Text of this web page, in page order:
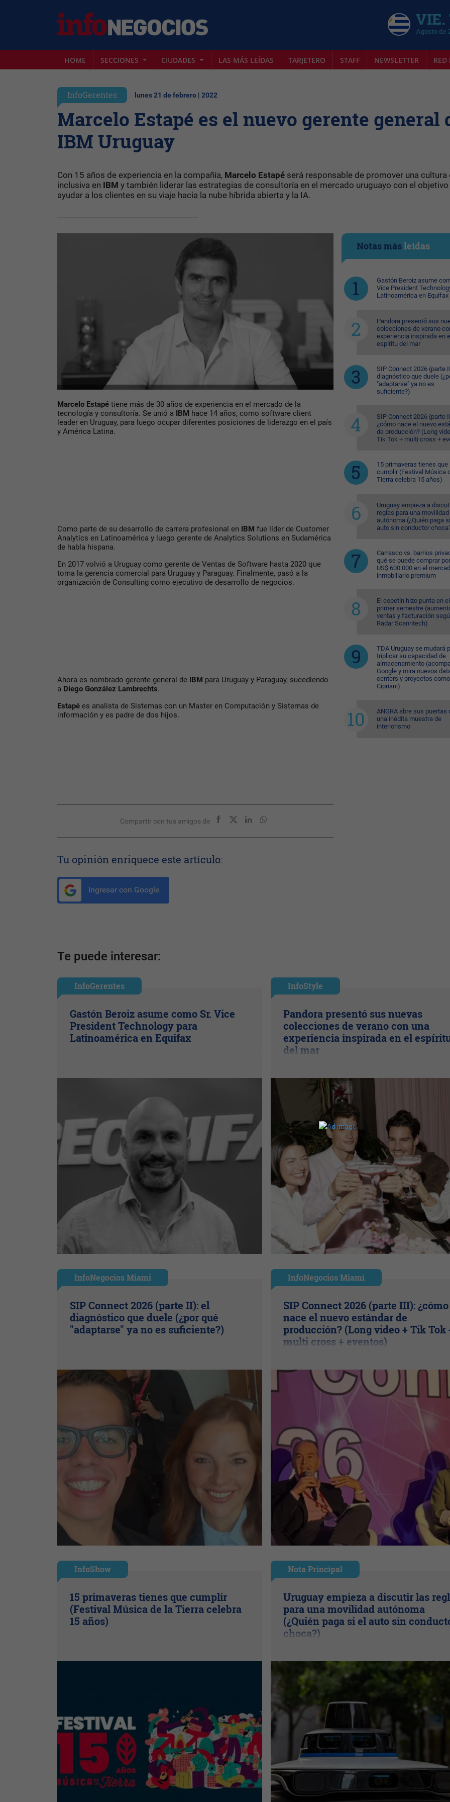
VIE.
Agosto de
HOME SECCIONES CIUDADES LAS MÁS LEÍDAS TARJETERO STAFF NEWSLETTER
InfoGerentes lunes 21 de febrero | 2022
Marcelo Estapé es el nuevo gerente general
IBM Uruguay
Con 15 años de experiencia en la compañía, Marcelo Estapé será responsable de promover una cultura
inclusiva en IBM y también liderar las estrategias de consultoría en el mercado uruguayo con el objetivo
ayudar a los clientes en su viaje hacia la nube híbrida abierta y la IA.
Marcelo Estapé tiene más de 30 años de experiencia en el mercado de la
tecnología y consultoría. Se unió a
IBM hace 14 años, como software client
leader en Uruguay, para luego ocupar diferentes posiciones de liderazgo en el país
y América Latina.
Como parte de su desarrollo de carrera profesional en IBM fue líder de Customer
Analytics en Latinoamérica y luego gerente de Analytics Solutions en Sudamérica
de habla hispana.
En 2017 volvió a Uruguay como gerente de Ventas de Software hasta 2020 que
toma la gerencia comercial para Uruguay y Paraguay. Finalmente, pasó a la
organización de Consulting como ejecutivo de desarrollo de negocios.
Ahora es nombrado gerente general de IBM para Uruguay y Paraguay, sucediendo
a Diego González Lambrechts.
Estapé es analista de Sistemas con un Master en Computación y Sistemas de
información y es padre de dos hijos.
Compartir con tus amigos de
Tu opinión enriquece este artículo:
Ingresar con Google
Notas másleídas
Gastón Beroiz asume
Vice President
Latinoamérica en Equifax
Pandora presentó sus
colecciones de verano
experiencia inspirada en
espíritu del mar
SIP Connect 2026 (parte
diagnóstico que duele
"adaptarse" ya no es
suficiente?)
SIP Connect 2026 (parte
¿cómo nace el nuevo
de producción? (Long
Tik Tok + multi cross +
15 primaveras tienes que
cumplir (Festival Música
Tierra celebra 15 años)
Uruguay empieza a
reglas para una movilidad
autónoma (¿Quién paga
auto sin conductor
Carrasco vs. barrios
qué se puede comprar
US$ 600.000 en el
inmobiliario premium
El copetín hizo punta en el
primer semestre
ventas y facturación
Radar Scanntech)
TDA Uruguay se mudará
triplicar su capacidad de
almacenamiento
Google y mira nuevos
centers y proyectos como
Cipriani)
ANGRA abre sus puertas
una inédita muestra de
interiorismo
Te puede interesar:
InfoGerentes
Gastón Beroiz asume como Sr. Vice
President Technology para
Latinoamérica en Equifax
InfoStyle
Pandora presentó sus nuevas
colecciones de verano con una
experiencia inspirada en el
del mar
InfoNegocios Miami
SIP Connect 2026 (parte II): el
diagnóstico que duele (¿por qué
"adaptarse" ya no es suficiente?)
InfoNegocios Miami
SIP Connect 2026 (parte III): ¿cómo
nace el nuevo estándar de
producción? (Long video + Tik Tok
multi cross + eventos)
InfoShow
15 primaveras tienes que cumplir
(Festival Música de la Tierra celebra
15 años)
Nota Principal
Uruguay empieza a discutir las
para una movilidad autónoma
(¿Quién paga si el auto sin
choca?)